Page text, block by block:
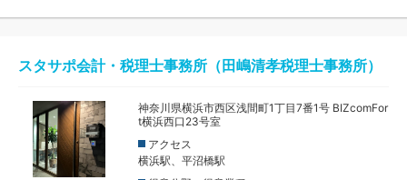
スタサポ会計・税理士事務所（田嶋清孝税理士事務所）
神奈川県横浜市西区浅間町1丁目7番1号 BIZcomFor
t横浜西口23号室
アクセス
横浜駅、平沼橋駅